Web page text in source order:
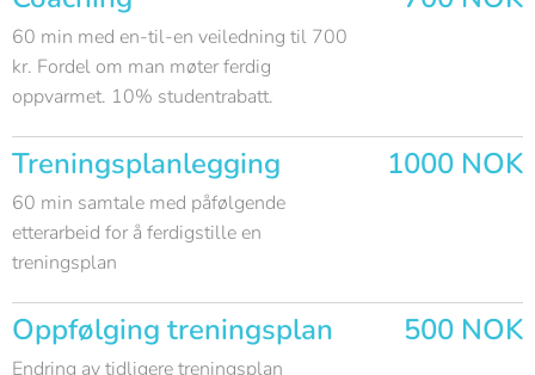
60 min med en-til-en veiledning til 700
kr. Fordel om man møter ferdig
oppvarmet. 10% studentrabatt.
Treningsplanlegging
60 min samtale med påfølgende
etterarbeid for å ferdigstille en
treningsplan
1000 NOK
Oppfølging treningsplan
Endring av tidligere treningsplan
500 NOK